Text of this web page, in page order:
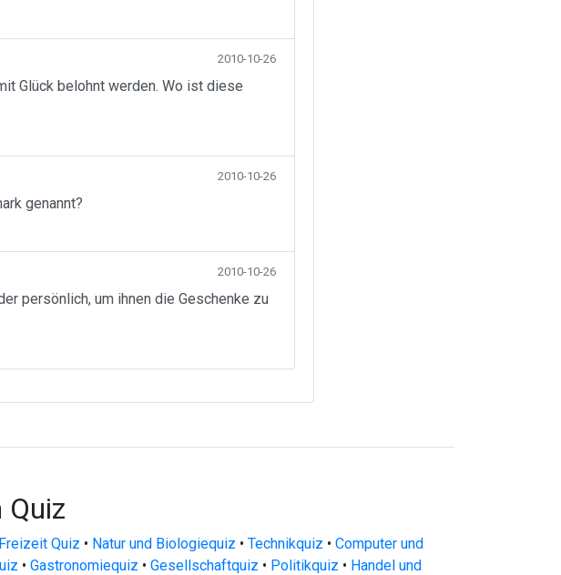
2010-10-26
Glück belohnt werden. Wo ist diese
2010-10-26
genannt?
2010-10-26
persönlich, um ihnen die Geschenke zu
Quiz
Quiz • Natur und Biologiequiz • Technikquiz • Computer und
• Gastronomiequiz • Gesellschaftquiz • Politikquiz • Handel und